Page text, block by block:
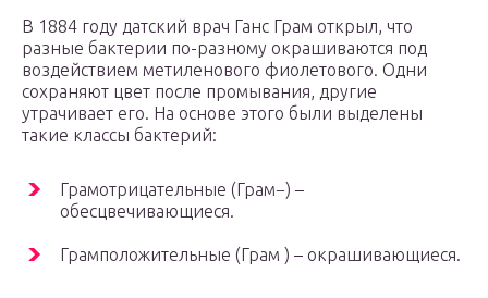
В 1884 году датский врач Ганс Грам открыл, что
разные бактерии по-разному окрашиваются под
воздействием метиленового фиолетового. Одни
сохраняют цвет после промывания, другие
утрачивает его. На основе этого были выделены
такие классы бактерий:
Грамотрицательные (Грам−) –
обесцвечивающиеся.
Грамположительные (Грам ) – окрашивающиеся.